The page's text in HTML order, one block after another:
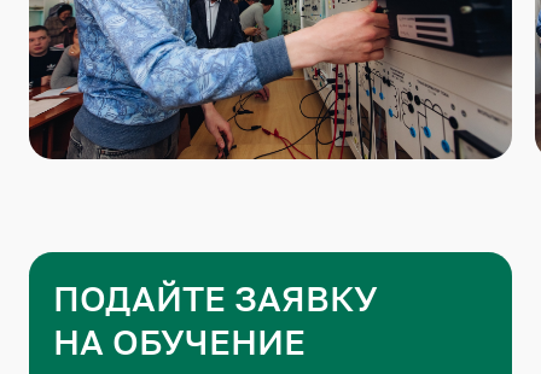
ПОДАЙТЕ ЗАЯВКУ
НА ОБУЧЕНИЕ